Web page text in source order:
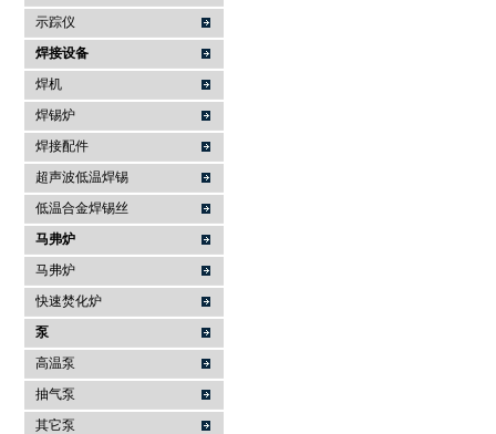
示踪仪
焊接设备
焊机
焊锡炉
焊接配件
超声波低温焊锡
低温合金焊锡丝
马弗炉
马弗炉
快速焚化炉
泵
高温泵
抽气泵
其它泵